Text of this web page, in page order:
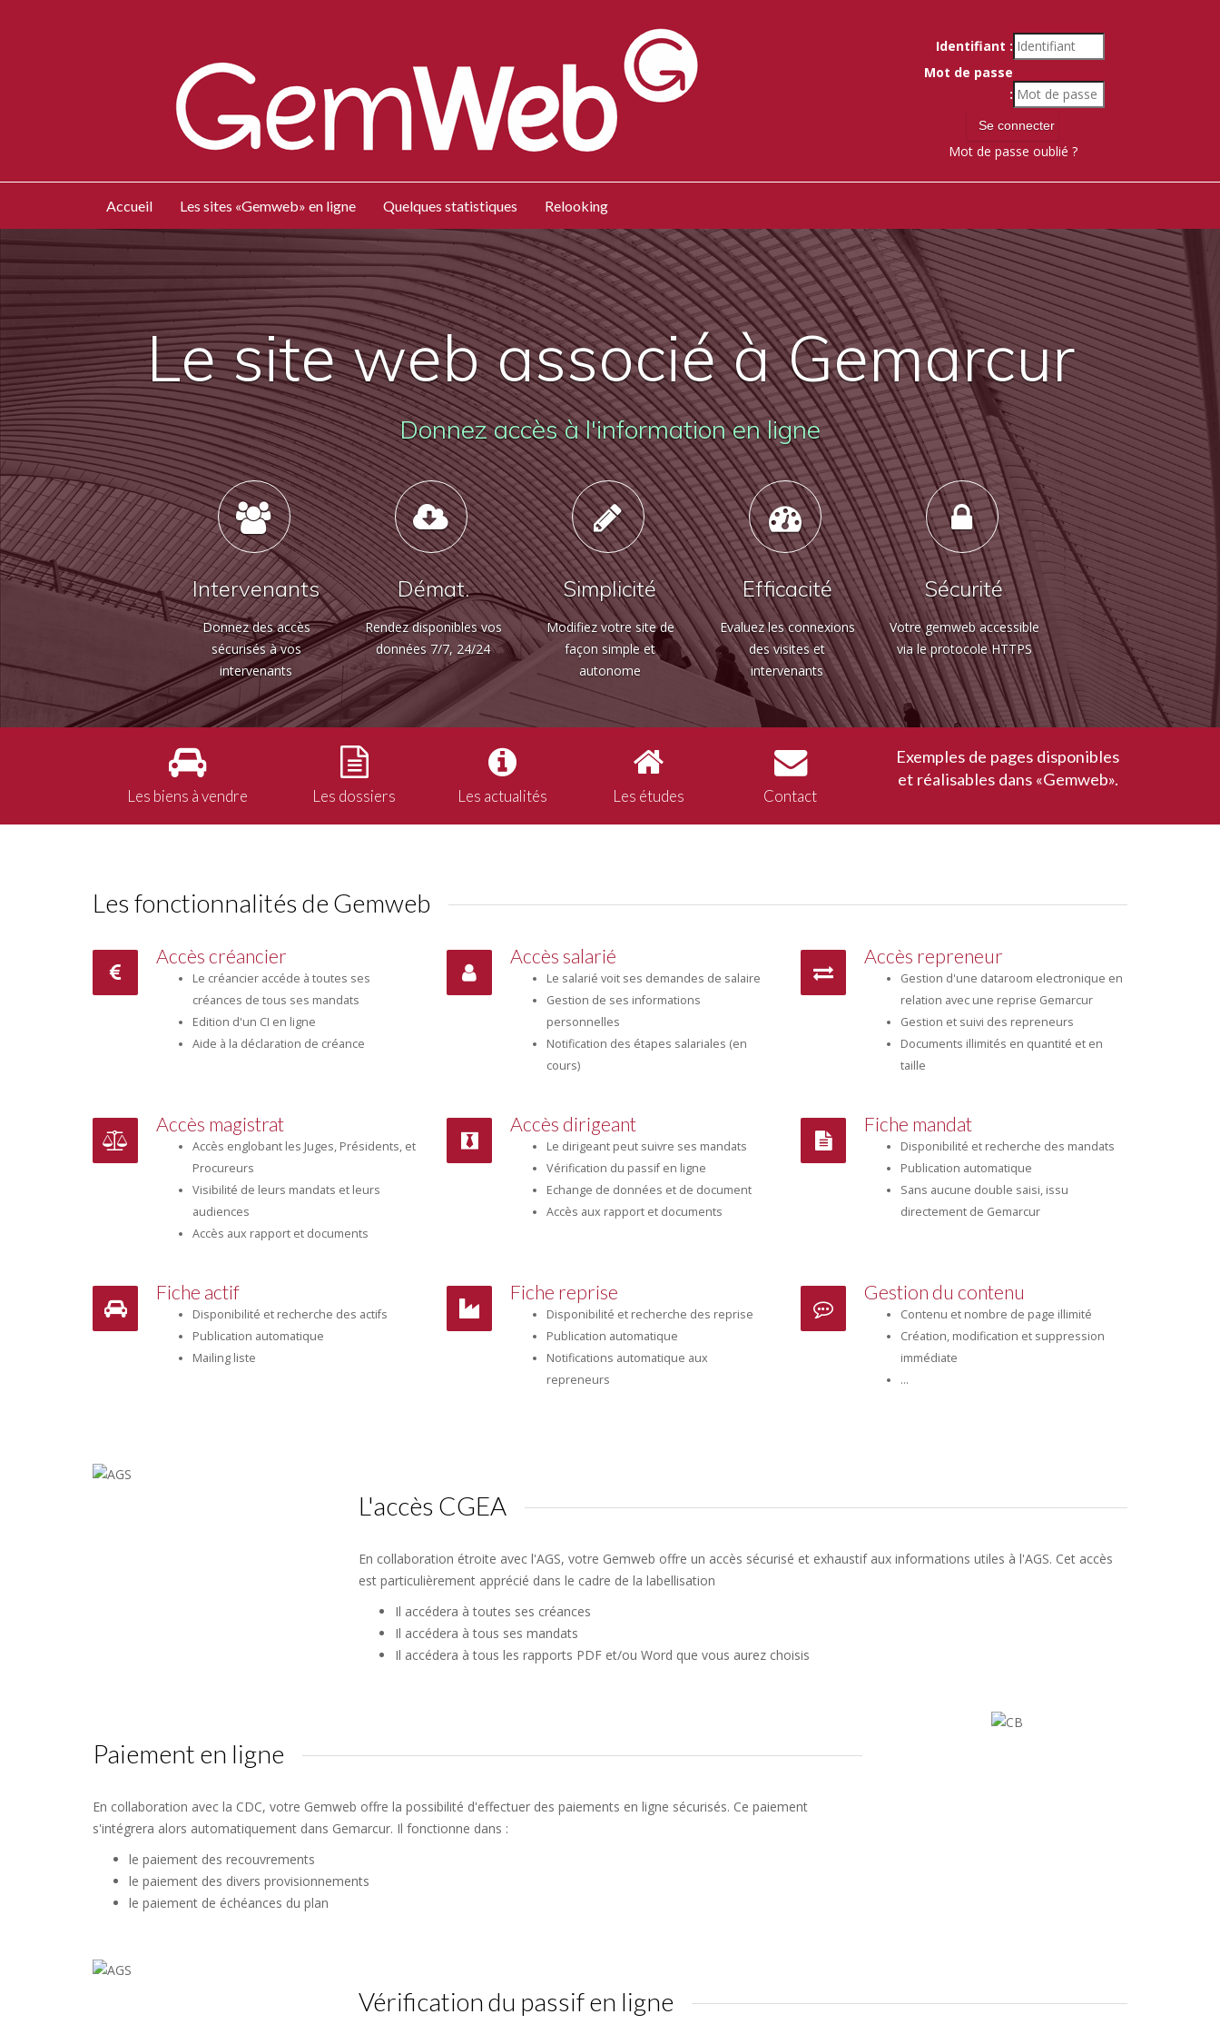
Identifiant :
Mot de passe
:
Mot de passe oublié ?
Accueil Les sites «Gemweb» en ligne Quelques statistiques Relooking
Le site web associé à Gemarcur
Donnez accès à l'information en ligne
Intervenants
Donnez des accès
sécurisés à vos
intervenants
Démat.
Rendez disponibles vos
données 7/7, 24/24
Simplicité
Modifiez votre site de
façon simple et
autonome
Efficacité
Evaluez les connexions
des visites et
intervenants
Sécurité
Votre gemweb accessible
via le protocole HTTPS
Les biens à vendre Les dossiers Les actualités Les études Contact
Exemples de pages disponibles
et réalisables dans «Gemweb».
Les fonctionnalités de Gemweb
Accès créancier
Le créancier accéde à toutes ses
créances de tous ses mandats
Edition d'un CI en ligne
Aide à la déclaration de créance
Accès salarié
Le salarié voit ses demandes de salaire
Gestion de ses informations
personnelles
Notification des étapes salariales (en
cours)
Accès repreneur
Gestion d'une dataroom electronique en
relation avec une reprise Gemarcur
Gestion et suivi des repreneurs
Documents illimités en quantité et en
taille
Accès magistrat
Accès englobant les Juges, Présidents, et
Procureurs
Visibilité de leurs mandats et leurs
audiences
Accès aux rapport et documents
Accès dirigeant
Le dirigeant peut suivre ses mandats
Vérification du passif en ligne
Echange de données et de document
Accès aux rapport et documents
Fiche mandat
Disponibilité et recherche des mandats
Publication automatique
Sans aucune double saisi, issu
directement de Gemarcur
Fiche actif
Disponibilité et recherche des actifs
Publication automatique
Mailing liste
Fiche reprise
Disponibilité et recherche des reprise
Publication automatique
Notifications automatique aux
repreneurs
Gestion du contenu
Contenu et nombre de page illimité
Création, modification et suppression
immédiate
...
L'accès CGEA
En collaboration étroite avec l'AGS, votre Gemweb offre un accès sécurisé et exhaustif aux informations utiles à l'AGS. Cet accès
est particulièrement apprécié dans le cadre de la labellisation
Il accédera à toutes ses créances
Il accédera à tous ses mandats
Il accédera à tous les rapports PDF et/ou Word que vous aurez choisis
Paiement en ligne
En collaboration avec la CDC, votre Gemweb offre la possibilité d'effectuer des paiements en ligne sécurisés. Ce paiement
s'intégrera alors automatiquement dans Gemarcur. Il fonctionne dans :
le paiement des recouvrements
le paiement des divers provisionnements
le paiement de échéances du plan
Vérification du passif en ligne